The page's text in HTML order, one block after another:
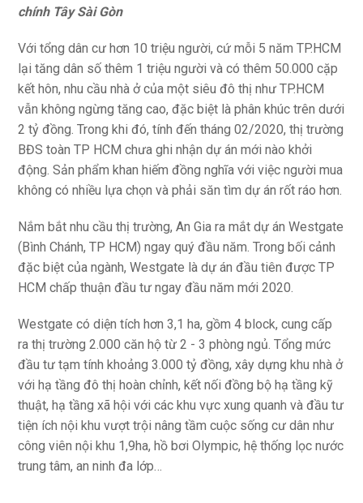
chính Tây Sài Gòn
Với tổng dân cư hơn 10 triệu người, cứ mỗi 5 năm TP.HCM
lại tăng dân số thêm 1 triệu người và có thêm 50.000 cặp
kết hôn, nhu cầu nhà ở của một siêu đô thị như TP.HCM
vẫn không ngừng tăng cao, đặc biệt là phân khúc trên dưới
2 tỷ đồng. Trong khi đó, tính đến tháng 02/2020, thị trường
BĐS toàn TP HCM chưa ghi nhận dự án mới nào khởi
động. Sản phẩm khan hiếm đồng nghĩa với việc người mua
không có nhiều lựa chọn và phải săn tìm dự án rốt ráo hơn.
Nắm bắt nhu cầu thị trường, An Gia ra mắt dự án Westgate
(Bình Chánh, TP HCM) ngay quý đầu năm. Trong bối cảnh
đặc biệt của ngành, Westgate là dự án đầu tiên được TP
HCM chấp thuận đầu tư ngay đầu năm mới 2020.
Westgate có diện tích hơn 3,1 ha, gồm 4 block, cung cấp
ra thị trường 2.000 căn hộ từ 2 - 3 phòng ngủ. Tổng mức
đầu tư tạm tính khoảng 3.000 tỷ đồng, xây dựng khu nhà ở
với hạ tầng đô thị hoàn chỉnh, kết nối đồng bộ hạ tầng kỹ
thuật, hạ tầng xã hội với các khu vực xung quanh và đầu tư
tiện ích nội khu vượt trội nâng tầm cuộc sống cư dân như
công viên nội khu 1,9ha, hồ bơi Olympic, hệ thống lọc nước
trung tâm, an ninh đa lớp…